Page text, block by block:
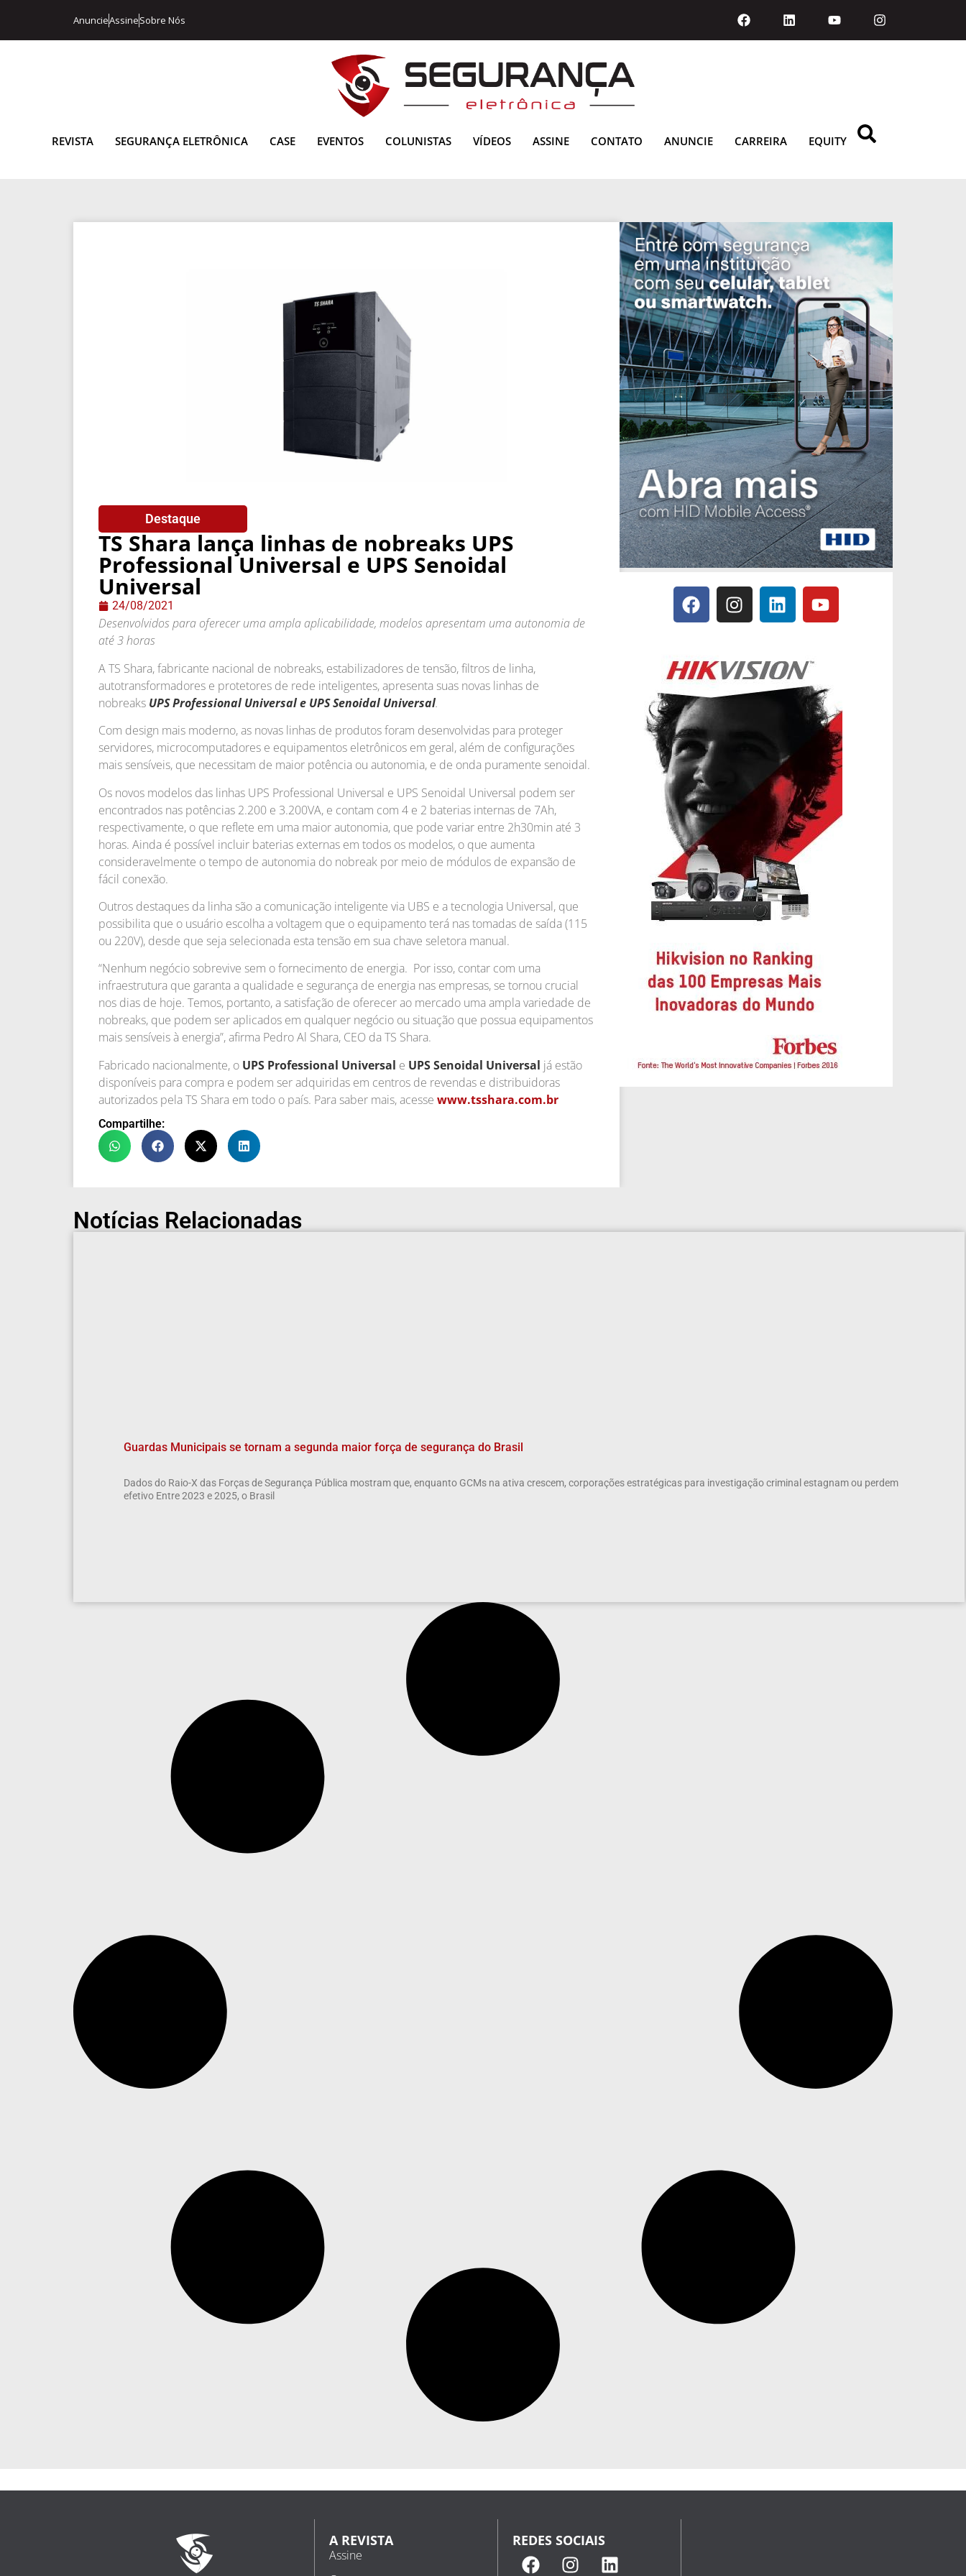
AnuncieAssineSobre Nós
REVISTA SEGURANÇA ELETRÔNICA CASE EVENTOS COLUNISTAS VÍDEOS ASSINE CONTATO ANUNCIE CARREIRA EQUITY
Destaque
TS Shara lança linhas de nobreaks UPS
Professional Universal e UPS Senoidal
Universal
24/08/2021
Desenvolvidos para oferecer uma ampla aplicabilidade, modelos apresentam uma autonomia de
até 3 horas
A TS Shara, fabricante nacional de nobreaks, estabilizadores de tensão, filtros de linha,
autotransformadores e protetores de rede inteligentes, apresenta suas novas linhas de
nobreaks UPS Professional Universal e UPS Senoidal Universal.
Com design mais moderno, as novas linhas de produtos foram desenvolvidas para proteger
servidores, microcomputadores e equipamentos eletrônicos em geral, além de configurações
mais sensíveis, que necessitam de maior potência ou autonomia, e de onda puramente senoidal.
Os novos modelos das linhas UPS Professional Universal e UPS Senoidal Universal podem ser
encontrados nas potências 2.200 e 3.200VA, e contam com 4 e 2 baterias internas de 7Ah,
respectivamente, o que reflete em uma maior autonomia, que pode variar entre 2h30min até 3
horas. Ainda é possível incluir baterias externas em todos os modelos, o que aumenta
consideravelmente o tempo de autonomia do nobreak por meio de módulos de expansão de
fácil conexão.
Outros destaques da linha são a comunicação inteligente via UBS e a tecnologia Universal, que
possibilita que o usuário escolha a voltagem que o equipamento terá nas tomadas de saída (115
ou 220V), desde que seja selecionada esta tensão em sua chave seletora manual.
“Nenhum negócio sobrevive sem o fornecimento de energia. Por isso, contar com uma
infraestrutura que garanta a qualidade e segurança de energia nas empresas, se tornou crucial
nos dias de hoje. Temos, portanto, a satisfação de oferecer ao mercado uma ampla variedade de
nobreaks, que podem ser aplicados em qualquer negócio ou situação que possua equipamentos
mais sensíveis à energia”, afirma Pedro Al Shara, CEO da TS Shara.
Fabricado nacionalmente, o UPS Professional Universal e UPS Senoidal Universal já estão
disponíveis para compra e podem ser adquiridas em centros de revendas e distribuidoras
autorizados pela TS Shara em todo o país. Para saber mais, acesse www.tsshara.com.br
Compartilhe:
Notícias Relacionadas
Guardas Municipais se tornam a segunda maior força de segurança do Brasil
Dados do Raio-X das Forças de Segurança Pública mostram que, enquanto GCMs na ativa crescem, corporações estratégicas para investigação criminal estagnam ou perdem
efetivo Entre 2023 e 2025, o Brasil
A REVISTA
Assine
REDES SOCIAIS